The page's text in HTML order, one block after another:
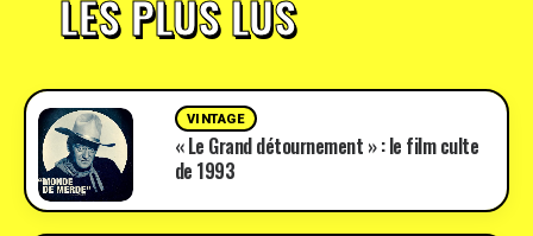
LES PLUS LUS
VINTAGE
« Le Grand détournement » : le film culte
de 1993